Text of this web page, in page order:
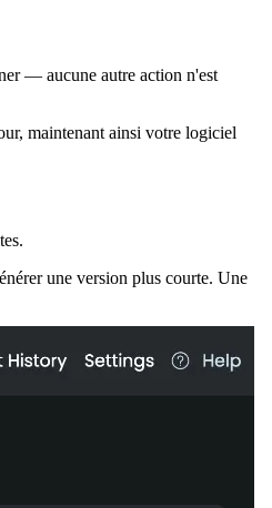
— aucune autre action n'est
maintenant ainsi votre logiciel
une version plus courte. Une